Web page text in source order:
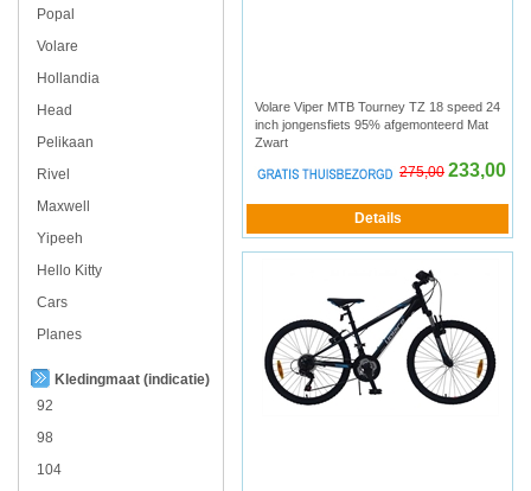
Popal
Volare
Hollandia
Head
Pelikaan
Rivel
Maxwell
Yipeeh
Hello Kitty
Cars
Planes
Kledingmaat (indicatie)
92
98
104
Volare Viper MTB Tourney TZ 18 speed 24
inch jongensfiets 95% afgemonteerd Mat
Zwart
275,00 233,00